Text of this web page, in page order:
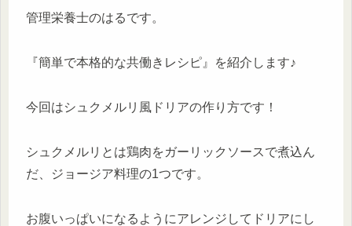
管理栄養士のはるです。
『簡単で本格的な共働きレシピ』を紹介します♪
今回はシュクメルリ風ドリアの作り方です！
シュクメルリとは鶏肉をガーリックソースで煮込ん
だ、ジョージア料理の1つです。
お腹いっぱいになるようにアレンジしてドリアにし